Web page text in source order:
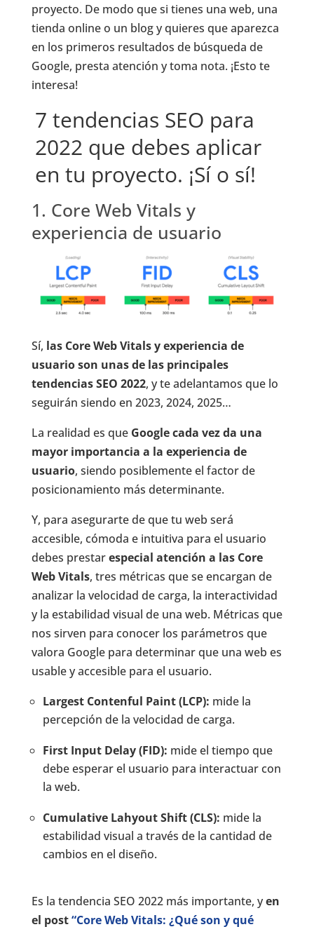
proyecto. De modo que si tienes una web, una
tienda online o un blog y quieres que aparezca
en los primeros resultados de búsqueda de
Google, presta atención y toma nota. ¡Esto te
interesa!
7 tendencias SEO para
2022 que debes aplicar
en tu proyecto. ¡Sí o sí!
1. Core Web Vitals y
experiencia de usuario
Sí, las Core Web Vitals y experiencia de
usuario son unas de las principales
tendencias SEO 2022, y te adelantamos que lo
seguirán siendo en 2023, 2024, 2025…
La realidad es que Google cada vez da una
mayor importancia a la experiencia de
usuario, siendo posiblemente el factor de
posicionamiento más determinante.
Y, para asegurarte de que tu web será
accesible, cómoda e intuitiva para el usuario
debes prestarespecial atención a las Core
Web Vitals, tres métricas que se encargan de
analizar la velocidad de carga, la interactividad
y la estabilidad visual de una web. Métricas que
nos sirven para conocer los parámetros que
valora Google para determinar que una web es
usable y accesible para el usuario.
Largest Contenful Paint (LCP): mide la
percepción de la velocidad de carga.
First Input Delay (FID): mide el tiempo que
debe esperar el usuario para interactuar con
la web.
Cumulative Lahyout Shift (CLS): mide la
estabilidad visual a través de la cantidad de
cambios en el diseño.
Es la tendencia SEO 2022 más importante, yen
el post“Core Web Vitals: ¿Qué son y qué